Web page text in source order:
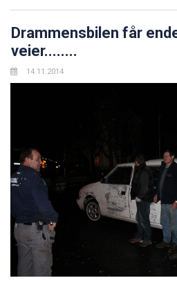
Drammensbilen får
veier........
14.11.2014